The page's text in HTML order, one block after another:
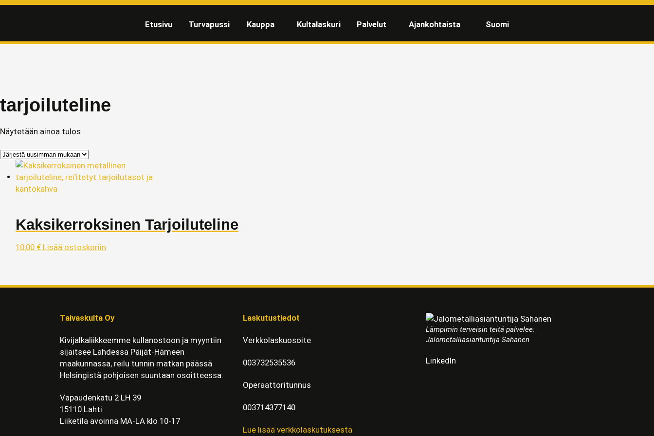
Etusivu Turvapussi Kauppa Kultalaskuri Palvelut Ajankohtaista Suomi
tarjoiluteline
Näytetään ainoa tulos
Kaksikerroksinen Tarjoiluteline
10,00 € Lisää ostoskoriin
Taivaskulta Oy
Kivijalkaliikkeemme kullanostoon ja myyntiin
sijaitsee Lahdessa Päijät-Hämeen
maakunnassa, reilu tunnin matkan päässä
Helsingistä pohjoisen suuntaan osoitteessa:
Vapaudenkatu 2 LH 39
15110 Lahti
Liiketila avoinna MA-LA klo 10-17
Laskutustiedot
Verkkolaskuosoite
003732535536
Operaattoritunnus
003714377140
Lue lisää verkkolaskutuksesta
Lämpimin terveisin teitä palvelee:
Jalometalliasiantuntija Sahanen
LinkedIn